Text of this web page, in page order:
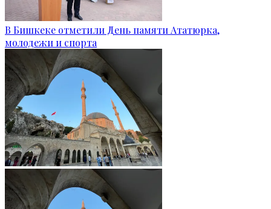
В Бишкеке отметили День памяти Ататюрка,
молодежи и спорта